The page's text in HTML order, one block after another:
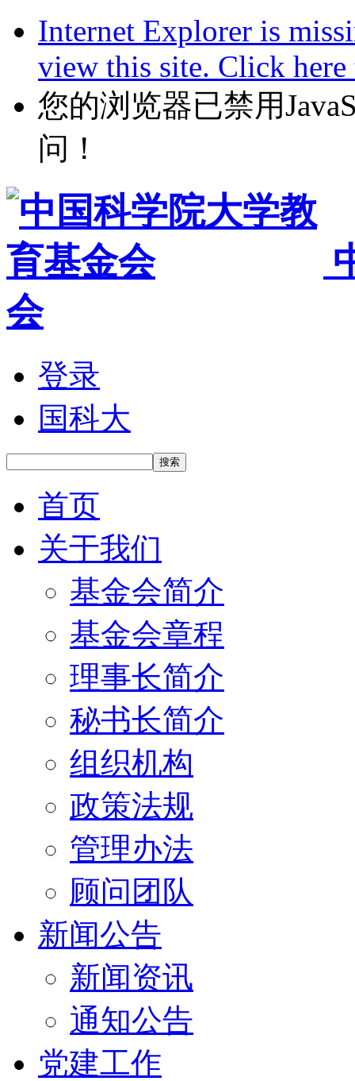
Internet Explorer is
view this site. Click
您的浏览器已禁用
问！
会
登录
国科大
搜索
首页
关于我们
基金会简介
基金会章程
理事长简介
秘书长简介
组织机构
政策法规
管理办法
顾问团队
新闻公告
新闻资讯
通知公告
党建工作